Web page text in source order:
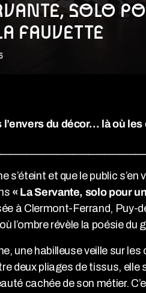
SOLO
FAUVETTE
l’envers du décor… là où
s’éteint et que le public s’en
« La Servante, solo pour
à Clermont-Ferrand, Puy-
l’ombre révèle la poésie du
une habilleuse veille sur
deux pliages de tissus,
cachée de son métier.